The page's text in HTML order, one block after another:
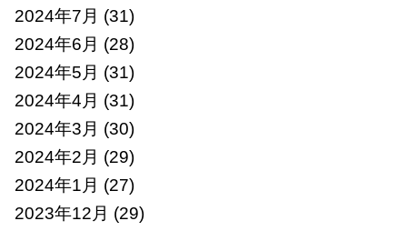
2024年7月 (31)
2024年6月 (28)
2024年5月 (31)
2024年4月 (31)
2024年3月 (30)
2024年2月 (29)
2024年1月 (27)
2023年12月 (29)